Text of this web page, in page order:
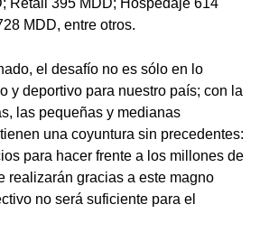
Retail 395 MDD; Hospedaje 614
MDD, entre otros.
el desafío no es sólo en lo
y deportivo para nuestro país; con la
las pequeñas y medianas
una coyuntura sin precedentes:
para hacer frente a los millones de
realizarán gracias a este magno
no será suficiente para el